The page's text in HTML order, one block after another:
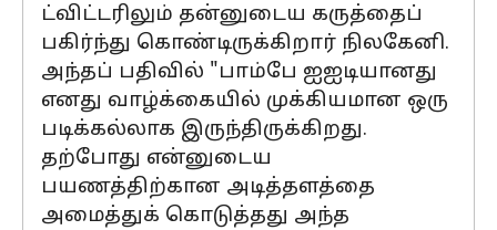
ட்விட்டரிலும் தன்னுடைய கருத்தைப்
பகிர்ந்து கொண்டிருக்கிறார் நிலகேனி.
அந்தப் பதிவில் "பாம்பே ஐஐடியானது
எனது வாழ்க்கையில் முக்கியமான ஒரு
படிக்கல்லாக இருந்திருக்கிறது.
தற்போது என்னுடைய
பயணத்திற்கான அடித்தளத்தை
அமைத்துக் கொடுத்தது அந்த